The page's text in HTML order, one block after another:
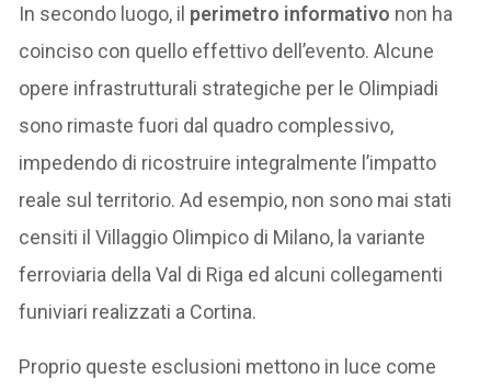
In secondo luogo, il perimetro informativo non ha
coinciso con quello effettivo dell’evento. Alcune
opere infrastrutturali strategiche per le Olimpiadi
sono rimaste fuori dal quadro complessivo,
impedendo di ricostruire integralmente l’impatto
reale sul territorio. Ad esempio, non sono mai stati
censiti il Villaggio Olimpico di Milano, la variante
ferroviaria della Val di Riga ed alcuni collegamenti
funiviari realizzati a Cortina.
Proprio queste esclusioni mettono in luce come